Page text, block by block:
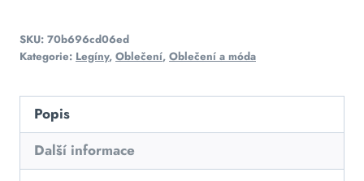
SKU: 70b696cd06ed
Kategorie: Legíny, Oblečení, Oblečení a móda
Popis
Další informace